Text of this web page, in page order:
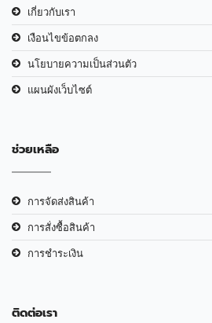
เกี่ยวกับเรา
เงือนไขข้อตกลง
นโยบายความเป็นส่วนตัว
แผนผังเว็บไซต์
ช่วยเหลือ
การจัดส่งสินค้า
การสั่งซื้อสินค้า
การชำระเงิน
ติดต่อเรา